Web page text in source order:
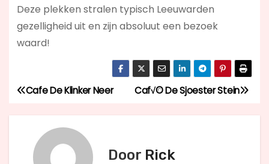
Deze plekken stralen typisch Leeuwarden
gezelligheid uit en zijn absoluut een bezoek
waard!
B
e
Caf√© De Sjoester Stein
Cafe De Klinker Neer
Door Rick